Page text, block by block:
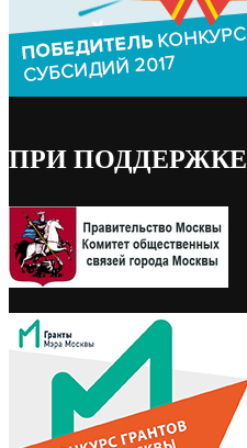
ПРИ ПОДДЕРЖКЕ